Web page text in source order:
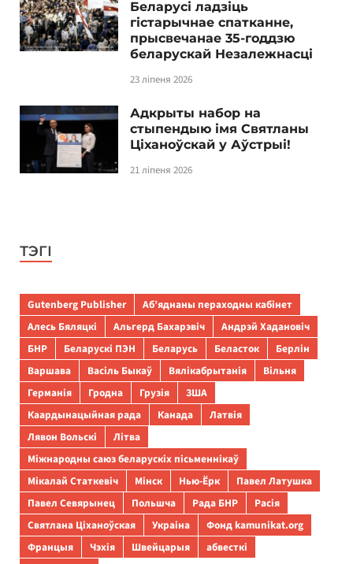
Беларусі ладзіць
гістарычнае спатканне,
прысвечанае 35-годдзю
беларускай Незалежнасці
23 ліпеня 2026
Адкрыты набор на
стыпендыю імя Святланы
Ціханоўскай у Аўстрыі!
21 ліпеня 2026
ТЭГІ
Gutenberg Publisher
Аб’яднаны пераходны кабінет
Алесь Бяляцкі
Альгерд Бахарэвіч
Андрэй Хадановіч
БНР
Беларускі ПЭН Беларусь Беласток
Берлін
Варшава
Васіль Быкаў Вялікабрытанія
Вільня
Германія
Гродна Грузія
ЗША
Каардынацыйная рада
Канада
Латвія
Лявон Вольскі
Літва
Міжнародны саюз беларускіх пісьменнікаў
Мікалай Статкевіч
Мінск Нью-Ёрк
Павел Латушка
Павел Севярынец
Польшча Рада БНР
Расія
Святлана Ціханоўская
Украіна
Фонд kamunikat.org
Францыя
Чэхія Швейцарыя
абвесткі